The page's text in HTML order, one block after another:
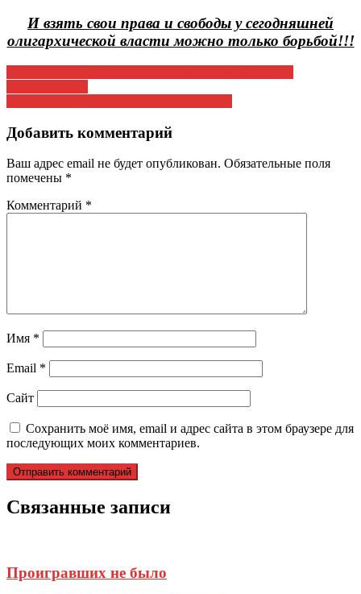
И взять свои права и свободы у сегодняшней
олигархической власти можно только борьбой!!!
Навигация
по
Добавить комментарий
Ваш адрес email не будет опубликован. Обязательные поля
помечены *
Комментарий *
Имя *
Email *
Сайт
Сохранить моё имя, email и адрес сайта в этом браузере для
последующих моих комментариев.
Связанные записи
Проигравших не было